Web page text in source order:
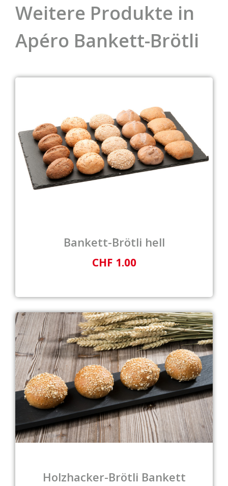
Weitere Produkte in
Apéro Bankett-Brötli
Bankett-Brötli hell
CHF 1.00
Holzhacker-Brötli Bankett